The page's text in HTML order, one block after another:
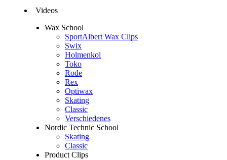
Videos
Wax School
SportAlbert Wax Clips
Swix
Holmenkol
Toko
Rode
Rex
Optiwax
Skating
Classic
Verschiedenes
Nordic Technic School
Skating
Classic
Product Clips